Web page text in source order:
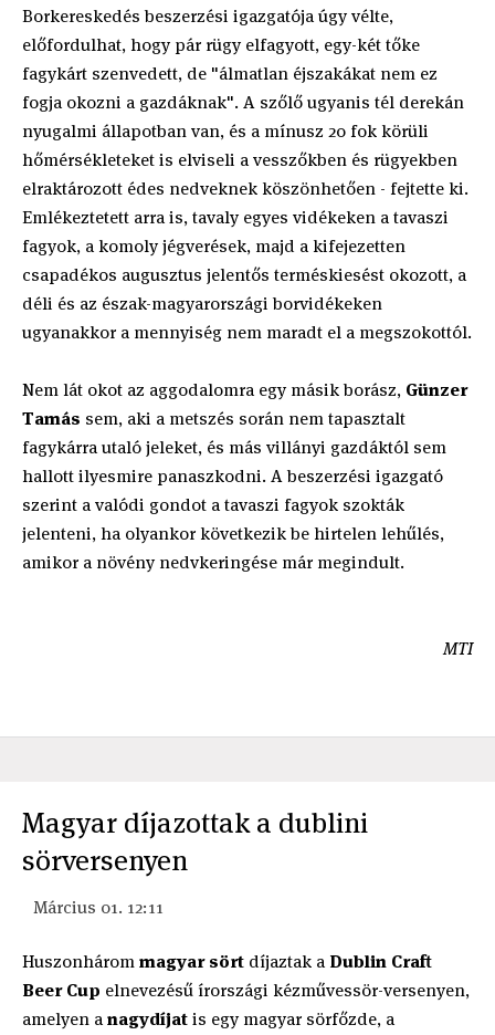
Borkereskedés beszerzési igazgatója úgy vélte,
előfordulhat, hogy pár rügy elfagyott, egy-két tőke
fagykárt szenvedett, de "álmatlan éjszakákat nem ez
fogja okozni a gazdáknak". A szőlő ugyanis tél derekán
nyugalmi állapotban van, és a mínusz 20 fok körüli
hőmérsékleteket is elviseli a vesszőkben és rügyekben
elraktározott édes nedveknek köszönhetően - fejtette ki.
Emlékeztetett arra is, tavaly egyes vidékeken a tavaszi
fagyok, a komoly jégverések, majd a kifejezetten
csapadékos augusztus jelentős terméskiesést okozott, a
déli és az észak-magyarországi borvidékeken
ugyanakkor a mennyiség nem maradt el a megszokottól.
Nem lát okot az aggodalomra egy másik borász, Günzer
Tamás sem, aki a metszés során nem tapasztalt
fagykárra utaló jeleket, és más villányi gazdáktól sem
hallott ilyesmire panaszkodni. A beszerzési igazgató
szerint a valódi gondot a tavaszi fagyok szokták
jelenteni, ha olyankor következik be hirtelen lehűlés,
amikor a növény nedvkeringése már megindult.
MTI
Magyar díjazottak a dublini
sörversenyen
Március 01. 12:11
Huszonhárommagyar sört díjaztak a Dublin Craft
Beer Cup elnevezésű írországi kézművessör-versenyen,
amelyen anagydíjatis egy magyar sörfőzde, a